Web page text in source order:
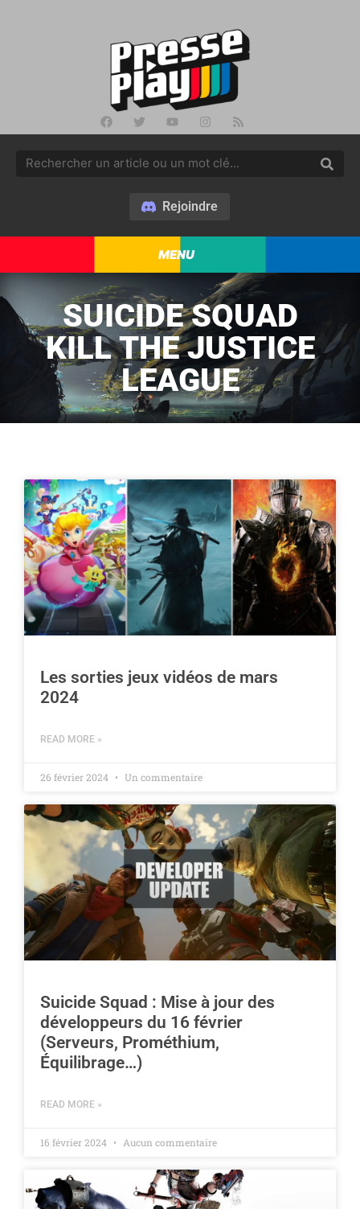
Rejoindre
MENU
SUICIDE SQUAD
KILL THE JUSTICE
LEAGUE
Les sorties jeux vidéos de mars
2024
READ MORE »
26 février 2024 Un commentaire
Suicide Squad : Mise à jour des
développeurs du 16 février
(Serveurs, Prométhium,
Équilibrage…)
READ MORE »
16 février 2024 Aucun commentaire